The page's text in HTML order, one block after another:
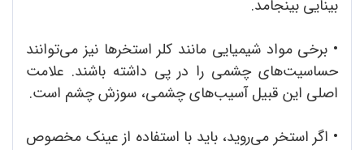
بینایی بینجامد.
• برخی مواد شیمیایی مانند کلر استخرها نیز می‌توانند
حساسیت‌های چشمی را در پی داشته باشند. علامت
اصلی این قبیل آسیب‌های چشمی، سوزش چشم است.
• اگر استخر می‌روید، باید با استفاده از عینک مخصوص